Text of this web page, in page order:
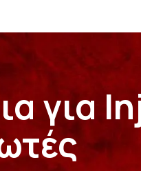
για